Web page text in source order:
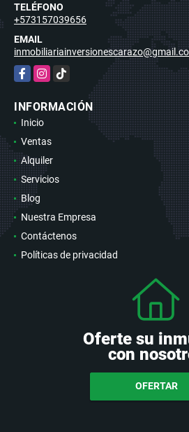
TELÉFONO
+573157039656
EMAIL
FacebookInstagram
TikTok
INFORMACIÓN
Inicio
Ventas
Alquiler
Servicios
Blog
Nuestra Empresa
Contáctenos
Políticas de privacidad
Oferte su
con
OFERTAR